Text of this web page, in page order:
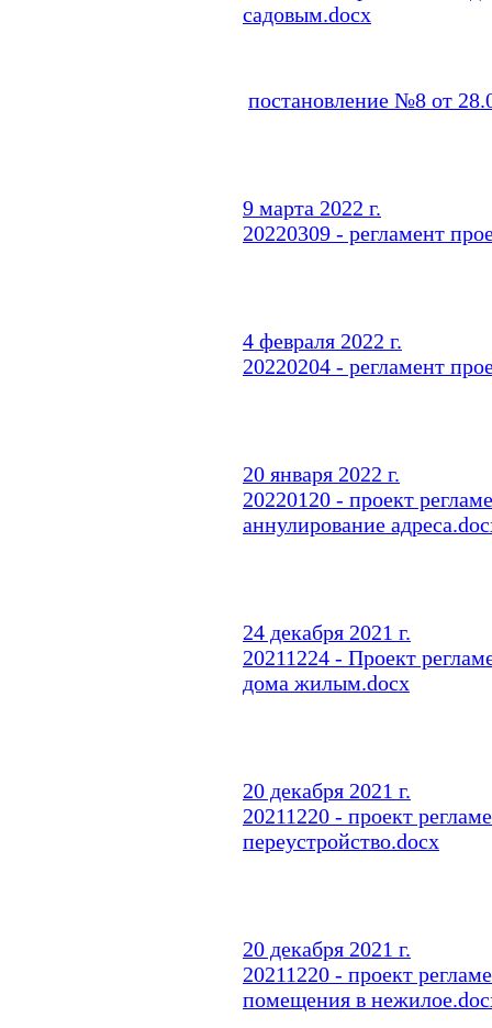
садовым.docx
постановление №8 от
9 марта 2022 г.
20220309 - регламент
4 февраля 2022 г.
20220204 - регламент
20 января 2022 г.
20220120 - проект
аннулирование
24 декабря 2021 г.
20211224 - Проект
дома жилым.docx
20 декабря 2021 г.
20211220 - проект
переустройство.docx
20 декабря 2021 г.
20211220 - проект
помещения в